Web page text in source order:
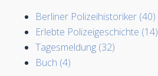
Berliner Polizeihistoriker (40)
Erlebte Polizeigeschichte (14)
Tagesmeldung (32)
Buch (4)